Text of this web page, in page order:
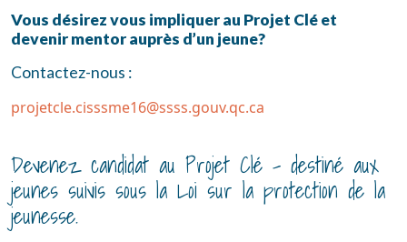
Vous désirez vous impliquer au Projet Clé et
devenir mentor auprès d’un jeune?
Contactez-nous :
projetcle.cisssme16@ssss.gouv.qc.ca
Devenez candidat au Projet Clé – destiné aux
jeunes suivis sous la Loi sur la protection de la
jeunesse.